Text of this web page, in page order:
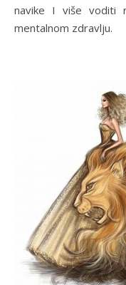
navike I više voditi
mentalnom zdravlju.